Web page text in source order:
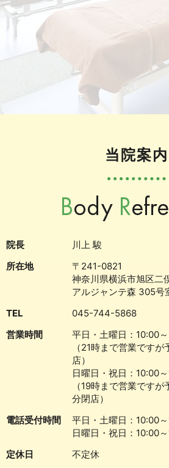
当院案内
院長
川上 駿
所在地
〒241-0821
神奈川県横浜市旭区二
アルジャンテ森 305号
TEL
045-744-5868
営業時間
平日・土曜日：10:00
（21時まで営業です
店）
日曜日・祝日：10:00
（19時まで営業です
分閉店）
電話受付時間
平日・土曜日：10:00
日曜日・祝日：10:00
定休日
不定休